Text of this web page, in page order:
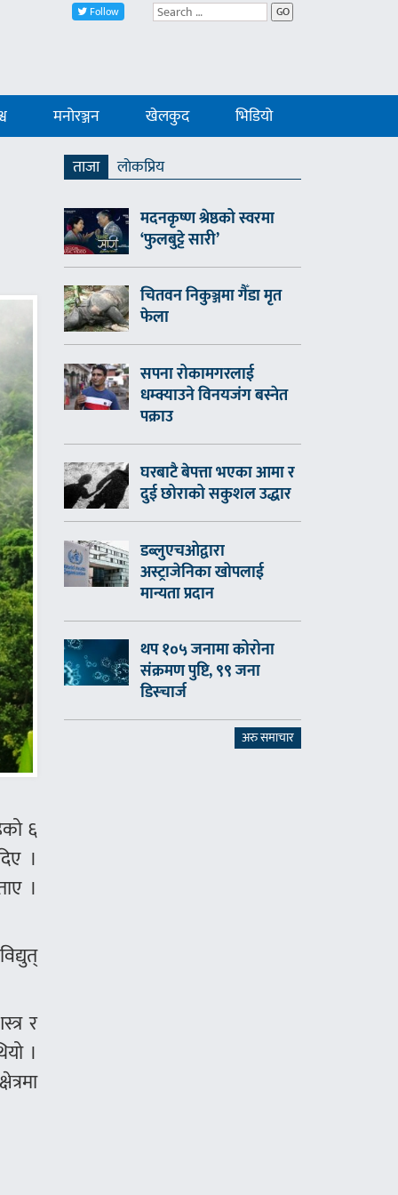
Follow GO
मनोरञ्जन खेलकुद भिडियो
६
।
।
र
।
ताजा
लाेकप्रिय
मदनकृष्ण श्रेष्ठको स्वरमा
‘फुलबुट्टे सारी’
चितवन निकुञ्जमा गैँडा मृत
फेला
सपना रोकामगरलाई
धम्क्याउने विनयजंग बस्नेत
पक्राउ
घरबाटै बेपत्ता भएका आमा र
दुई छोराको सकुशल उद्धार
डब्लुएचओद्वारा
अस्ट्राजेनिका खोपलाई
मान्यता प्रदान
थप १०५ जनामा कोरोना
संक्रमण पुष्टि, ९९ जना
डिस्चार्ज
अरु समाचार